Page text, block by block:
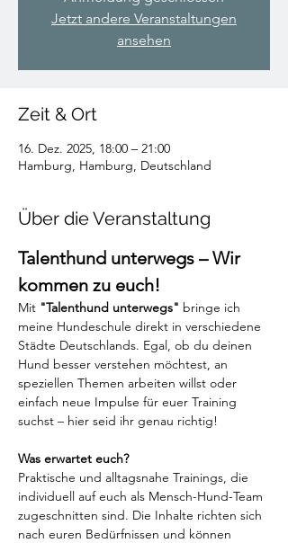
Jetzt andere Veranstaltungen
ansehen
Zeit & Ort
16. Dez. 2025, 18:00 – 21:00
Hamburg, Hamburg, Deutschland
Über die Veranstaltung
Talenthund unterwegs – Wir
kommen zu euch!
Mit "Talenthund unterwegs" bringe ich
meine Hundeschule direkt in verschiedene
Städte Deutschlands. Egal, ob du deinen
Hund besser verstehen möchtest, an
speziellen Themen arbeiten willst oder
einfach neue Impulse für euer Training
suchst – hier seid ihr genau richtig!
Was erwartet euch?
Praktische und alltagsnahe Trainings, die
individuell auf euch als Mensch-Hund-Team
zugeschnitten sind. Die Inhalte richten sich
nach euren Bedürfnissen und können